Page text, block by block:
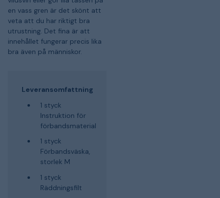
en vass gren är det skönt att
veta att du har riktigt bra
utrustning. Det fina är att
innehållet fungerar precis lika
bra även på människor.
Leveransomfattning
1 styck
Instruktion för
förbandsmaterial
1 styck
Förbandsväska,
storlek M
1 styck
Räddningsfilt